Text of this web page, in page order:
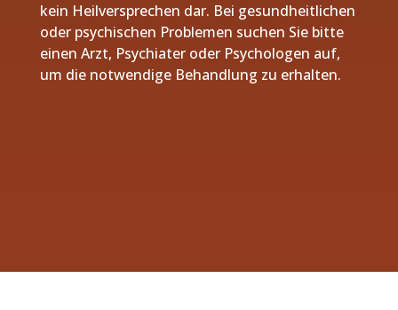
kein Heilversprechen dar. Bei gesundheitlichen
oder psychischen Problemen suchen Sie bitte
einen Arzt, Psychiater oder Psychologen auf,
um die notwendige Behandlung zu erhalten.